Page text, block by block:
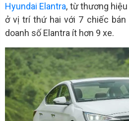
Hyundai Elantra, từ thương
ở vị trí thứ hai với 7 chiếc bán
doanh số Elantra ít hơn 9 xe.